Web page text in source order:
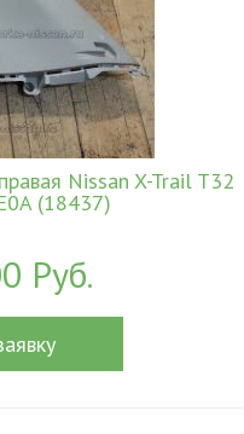
Nissan X-Trail T32
(18437)
Руб.